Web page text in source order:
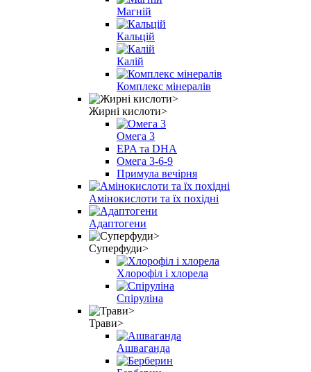
Магній
Кальцій
Калій
Комплекс мінералів
Жирні кислоти>
Омега 3
EPA та DHA
Омега 3-6-9
Примула вечірня
Амінокислоти та їх похідні
Адаптогени
Суперфуди>
Хлорофіл і хлорела
Спіруліна
Трави>
Ашваганда